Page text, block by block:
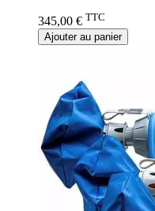
345,00 € TTC
Ajouter au panier